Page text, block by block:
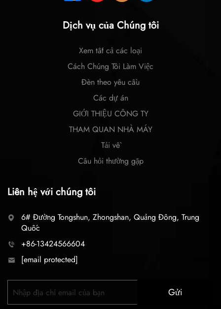
Dịch vụ của Chúng tôi
Xem tất cả các loại
Cách Chúng Tôi Làm Việc
Đèn theo yêu cầu
Các dự án
GIỚI THIỆU CÔNG TY
THAM QUAN NHÀ MÁY
Tải về
Câu hỏi thường gặp
Liên hệ với chúng tôi
6# Đường Tongshun, Zhongshan, Quảng Đông, Trung
Quốc
+86-13424566604
[email protected]
Gửi